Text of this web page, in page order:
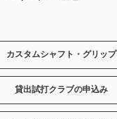
カスタムシャフト・グリップ
貸出試打クラブの申込み